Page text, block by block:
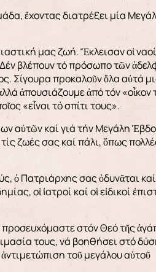
ἔχοντας διατρέξει μία
μας ζωή. Ἔκλεισαν οἱ
βλέπουν τό πρόσωπο τῶν
Σίγουρα προκαλοῦν ὅλα αὐτά
ἀπουσιάζουμε ἀπό τόν «οἶκον
«εἶναι τό σπίτι τους».
αὐτῶν καί γιά τήν Μεγάλη
ζωές σας καί πάλι, ὅπως
ὁ Πατριάρχης σας ὀδυνᾶται
οἱ ἰατροί καί οἱ εἰδικοί
στόν Θεό τῆς
τους, νά βοηθήσει στό
τοῦ μεγάλου αὐτοῦ